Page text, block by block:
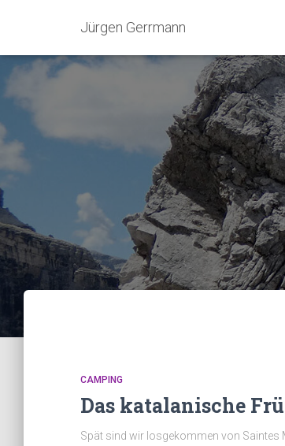
Jürgen Gerrmann
CAMPING
Das katalanische
Spät sind wir losgekommen von Saintes